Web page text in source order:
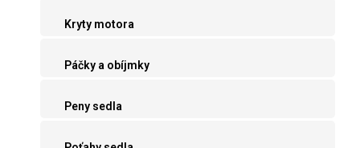
Kryty motora
Páčky a obíjmky
Peny sedla